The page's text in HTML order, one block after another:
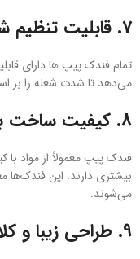
7. قابلیت تنظیم
تمام فندک‌ پیپ ها دارای
می‌دهد تا شدت شعله را بر
8. کیفیت ساخت
فندک‌ پیپ معمولاً از مواد
بیشتری دارند. این فندک‌ها
می‌شوند.
9. طراحی زیبا و